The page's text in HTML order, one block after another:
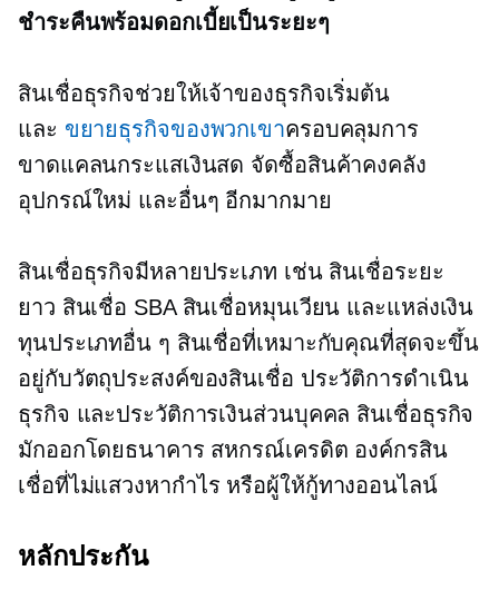
ชำระคืนพร้อมดอกเบี้ยเป็นระยะๆ
สินเชื่อธุรกิจช่วยให้เจ้าของธุรกิจเริ่มต้น
และ ขยายธุรกิจของพวกเขาครอบคลุมการ
ขาดแคลนกระแสเงินสด จัดซื้อสินค้าคงคลัง
อุปกรณ์ใหม่ และอื่นๆ อีกมากมาย
สินเชื่อธุรกิจมีหลายประเภท เช่น สินเชื่อระยะ
ยาว สินเชื่อ SBA สินเชื่อหมุนเวียน และแหล่งเงิน
ทุนประเภทอื่น ๆ สินเชื่อที่เหมาะกับคุณที่สุดจะขึ้น
อยู่กับวัตถุประสงค์ของสินเชื่อ ประวัติการดำเนิน
ธุรกิจ และประวัติการเงินส่วนบุคคล สินเชื่อธุรกิจ
มักออกโดยธนาคาร สหกรณ์เครดิต องค์กรสิน
เชื่อที่ไม่แสวงหากำไร หรือผู้ให้กู้ทางออนไลน์
หลักประกัน